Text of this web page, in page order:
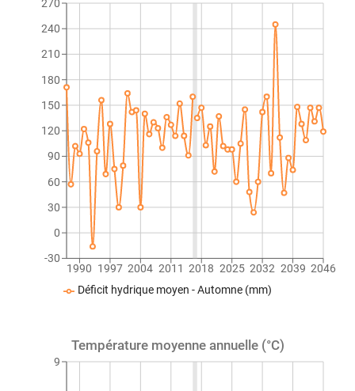
1990 1997 2004 2011 2018 2025 2032 2039 2046
-30
0
30
60
90
120
150
180
210
240
270
Déficit hydrique moyen - Automne (mm)
Température moyenne annuelle (°C)
9